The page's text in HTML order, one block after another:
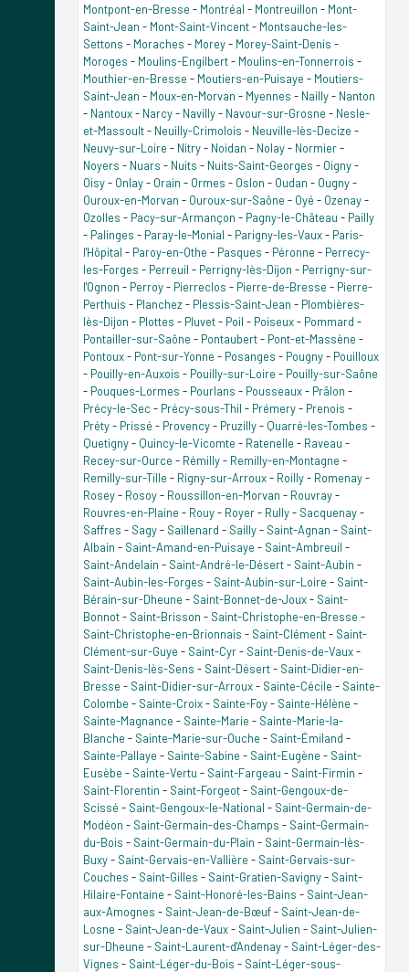
Montpont-en-Bresse - Montréal - Montreuillon - Mont-
Saint-Jean - Mont-Saint-Vincent- Montsauche-les-
Settons - Moraches - Morey- Morey-Saint-Denis -
Moroges - Moulins-Engilbert- Moulins-en-Tonnerrois -
Mouthier-en-Bresse - Moutiers-en-Puisaye - Moutiers-
Saint-Jean - Moux-en-Morvan - Myennes - Nailly- Nanton
- Nantoux- Narcy- Navilly- Navour-sur-Grosne - Nesle-
et-Massoult- Neuilly-Crimolois - Neuville-lès-Decize -
Neuvy-sur-Loire - Nitry- Noidan - Nolay- Normier-
Noyers - Nuars - Nuits - Nuits-Saint-Georges - Oigny-
Oisy- Onlay- Orain - Ormes - Oslon - Oudan - Ougny-
Ouroux-en-Morvan - Ouroux-sur-Saône - Oyé - Ozenay-
Ozolles - Pacy-sur-Armançon - Pagny-le-Château - Pailly
- Palinges - Paray-le-Monial - Parigny-les-Vaux- Paris-
l'Hôpital - Paroy-en-Othe - Pasques - Péronne - Perrecy-
les-Forges - Perreuil - Perrigny-lès-Dijon - Perrigny-sur-
l'Ognon - Perroy- Pierreclos - Pierre-de-Bresse - Pierre-
Perthuis - Planchez- Plessis-Saint-Jean - Plombières-
lès-Dijon - Plottes - Pluvet- Poil - Poiseux- Pommard -
Pontailler-sur-Saône - Pontaubert- Pont-et-Massène -
Pontoux- Pont-sur-Yonne - Posanges - Pougny- Pouilloux
- Pouilly-en-Auxois - Pouilly-sur-Loire - Pouilly-sur-Saône
- Pouques-Lormes - Pourlans - Pousseaux- Prâlon -
Précy-le-Sec - Précy-sous-Thil - Prémery- Prenois -
Préty- Prissé - Provency- Pruzilly- Quarré-les-Tombes -
Quetigny- Quincy-le-Vicomte - Ratenelle - Raveau -
Recey-sur-Ource - Rémilly- Remilly-en-Montagne -
Remilly-sur-Tille - Rigny-sur-Arroux- Roilly- Romenay-
Rosey- Rosoy- Roussillon-en-Morvan - Rouvray-
Rouvres-en-Plaine - Rouy- Royer- Rully- Sacquenay-
Saffres - Sagy- Saillenard - Sailly- Saint-Agnan - Saint-
Albain - Saint-Amand-en-Puisaye - Saint-Ambreuil -
Saint-Andelain - Saint-André-le-Désert- Saint-Aubin -
Saint-Aubin-les-Forges - Saint-Aubin-sur-Loire - Saint-
Bérain-sur-Dheune - Saint-Bonnet-de-Joux- Saint-
Bonnot- Saint-Brisson - Saint-Christophe-en-Bresse -
Saint-Christophe-en-Brionnais - Saint-Clément- Saint-
Clément-sur-Guye - Saint-Cyr- Saint-Denis-de-Vaux-
Saint-Denis-lès-Sens - Saint-Désert- Saint-Didier-en-
Bresse - Saint-Didier-sur-Arroux- Sainte-Cécile - Sainte-
Colombe - Sainte-Croix- Sainte-Foy- Sainte-Hélène -
Sainte-Magnance - Sainte-Marie - Sainte-Marie-la-
Blanche - Sainte-Marie-sur-Ouche - Saint-Émiland -
Sainte-Pallaye - Sainte-Sabine - Saint-Eugène - Saint-
Eusèbe - Sainte-Vertu - Saint-Fargeau - Saint-Firmin -
Saint-Florentin - Saint-Forgeot- Saint-Gengoux-de-
Scissé - Saint-Gengoux-le-National - Saint-Germain-de-
Modéon - Saint-Germain-des-Champs - Saint-Germain-
du-Bois - Saint-Germain-du-Plain - Saint-Germain-lès-
Buxy- Saint-Gervais-en-Vallière - Saint-Gervais-sur-
Couches - Saint-Gilles - Saint-Gratien-Savigny- Saint-
Hilaire-Fontaine - Saint-Honoré-les-Bains - Saint-Jean-
aux-Amognes - Saint-Jean-de-Bœuf- Saint-Jean-de-
Losne - Saint-Jean-de-Vaux- Saint-Julien - Saint-Julien-
sur-Dheune - Saint-Laurent-d'Andenay- Saint-Léger-des-
Vignes - Saint-Léger-du-Bois - Saint-Léger-sous-